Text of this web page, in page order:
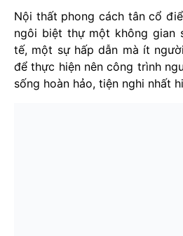
Nội thất phong cách tân cổ
ngôi biệt thự một không gian
tế, một sự hấp dẫn mà ít
để thực hiện nên công trình
sống hoàn hảo, tiện nghi nhất